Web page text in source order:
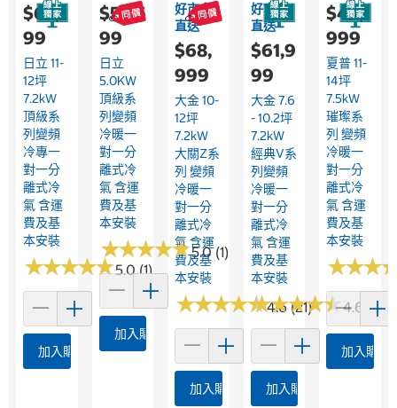
$65,1
99
日立 11-
12坪
7.2kW
頂級系
列變頻
冷專一
對一分
離式冷
氣 含運
費及基
本安裝
★★★★★
★★★★★5.0 (1)
加入購物車
$54,6
99
日立
5.0KW
頂級系
列變頻
冷暖一
對一分
離式冷
氣 含運
費及基
本安裝
★★★★★
★★★★★5.0 (1)
加入購物車
好市多
直送
$68,
999
大金 10-
12坪
7.2kW
大關Z系
列 變頻
冷暖一
對一分
離式冷
氣 含運
費及基
本安裝
★★★★★
★★★★★4.6 (21)
加入購物車
好市多
直送
$61,9
99
大金 7.6
- 10.2坪
7.2kW
經典V系
列變頻
冷暖一
對一分
離式冷
氣 含運
費及基
本安裝
★★★★★
★★★★★4.6 (31)
加入購物車
$48,
999
夏普 11-
14坪
7.5kW
璀璨系
列 變頻
冷暖一
對一分
離式冷
氣 含運
費及基
本安裝
★★★
★★★
加入購物